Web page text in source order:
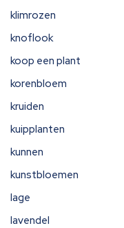
klimrozen
knoflook
koop een plant
korenbloem
kruiden
kuipplanten
kunnen
kunstbloemen
lage
lavendel